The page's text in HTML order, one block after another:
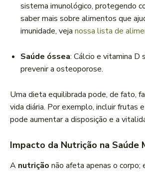
sistema imunológico, protegendo
saber mais sobre alimentos que
imunidade, veja nossa lista de
Saúde óssea: Cálcio e vitamina D
prevenir a osteoporose.
Uma dieta equilibrada pode, de fato,
vida diária. Por exemplo, incluir frutas
pode aumentar a disposição e a
Impacto da Nutrição na Saúde
A nutrição não afeta apenas o corpo;